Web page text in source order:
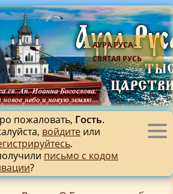
АУРА РУСА -
СВЯТАЯ РУСЬ
пожаловать, Гость.
войдите или
.
письмо с кодом
?